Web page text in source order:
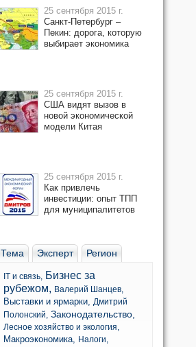
25 сентября 2015 г.
Санкт-Петербург –
Пекин: дорога, которую
выбирает экономика
25 сентября 2015 г.
США видят вызов в
новой экономической
модели Китая
25 сентября 2015 г.
Как привлечь
инвестиции: опыт ТПП
для муниципалитетов
Тема Эксперт Регион
IT и связь, Бизнес за
рубежом, Валерий Шанцев,
Выставки и ярмарки, Дмитрий
Полонский, Законодательство,
Лесное хозяйство и экология,
Макроэкономика, Налоги,